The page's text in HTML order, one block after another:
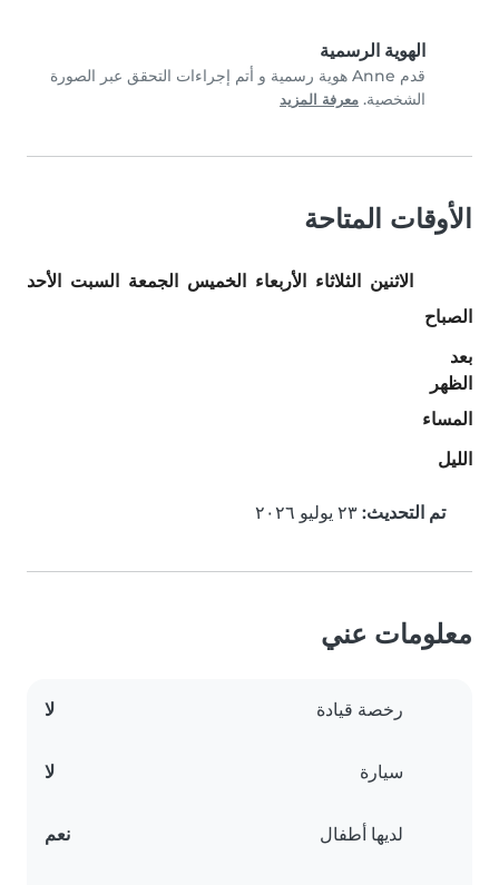
الهوية الرسمية
قدم Anne هوية رسمية و أتم إجراءات التحقق عبر الصورة
الشخصية. معرفة المزيد
الأوقات المتاحة
الاثنين الثلاثاء الأربعاء الخميس الجمعة السبت
الأحد
الصباح
بعد
الظهر
المساء
الليل
تم التحديث:
معلومات عني
رخصة قيادة لا
سيارة لا
لديها أطفال نعم